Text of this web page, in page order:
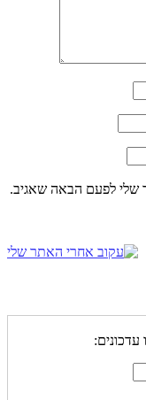
לפעם הבאה שאגיב.